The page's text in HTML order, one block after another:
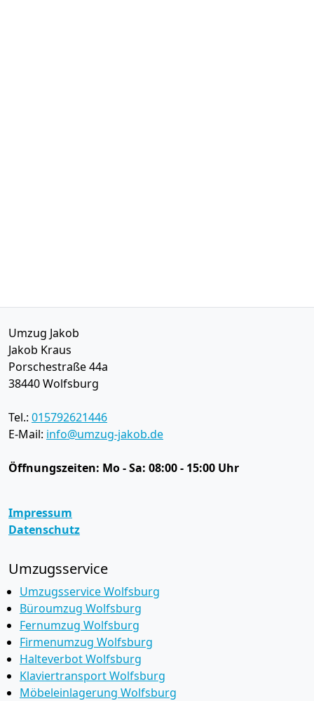
Umzug Jakob
Jakob Kraus
Porschestraße 44a
38440Wolfsburg
Tel.: 015792621446
E-Mail: info@umzug-jakob.de
Öffnungszeiten: Mo - Sa: 08:00 - 15:00 Uhr
Impressum
Datenschutz
Umzugsservice
Umzugsservice Wolfsburg
Büroumzug Wolfsburg
Fernumzug Wolfsburg
Firmenumzug Wolfsburg
Halteverbot Wolfsburg
Klaviertransport Wolfsburg
Möbeleinlagerung Wolfsburg